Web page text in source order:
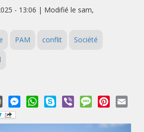
- 13:06 | Modifié le sam,
PAM conflit Société
WordPressMessengerWhatsApp
Skype Viber MessagePinterest